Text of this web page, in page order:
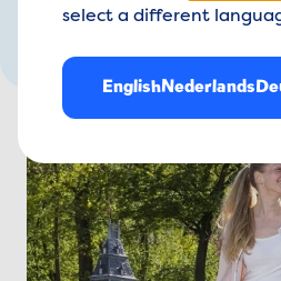
select a different
EnglishNederlands